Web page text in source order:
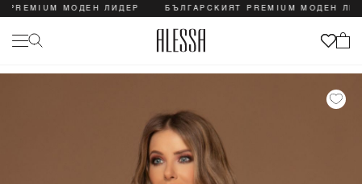
МОДЕН ЛИДЕР БЪЛГАРСКИЯТ PREMIUM МОДЕН ЛИДЕР